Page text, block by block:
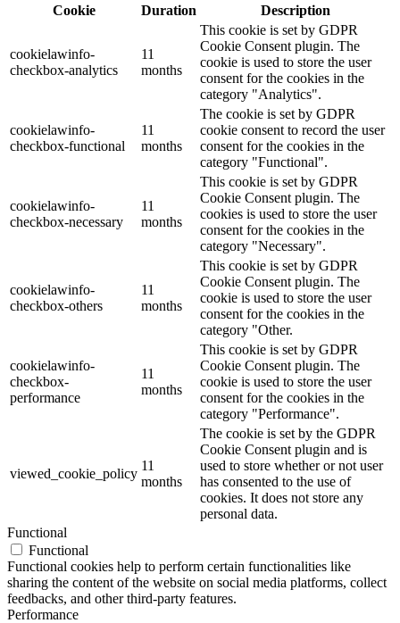
Cookie
Duration Description
cookielawinfo-
checkbox-analytics
11
months
This cookie is set by GDPR
Cookie Consent plugin. The
cookie is used to store the user
consent for the cookies in the
category "Analytics".
cookielawinfo-
checkbox-functional
11
months
The cookie is set by GDPR
cookie consent to record the user
consent for the cookies in the
category "Functional".
cookielawinfo-
checkbox-necessary
11
months
This cookie is set by GDPR
Cookie Consent plugin. The
cookies is used to store the user
consent for the cookies in the
category "Necessary".
cookielawinfo-
checkbox-others
11
months
This cookie is set by GDPR
Cookie Consent plugin. The
cookie is used to store the user
consent for the cookies in the
category "Other.
cookielawinfo-
checkbox-
performance
11
months
This cookie is set by GDPR
Cookie Consent plugin. The
cookie is used to store the user
consent for the cookies in the
category "Performance".
viewed_cookie_policy
11
months
The cookie is set by the GDPR
Cookie Consent plugin and is
used to store whether or not user
has consented to the use of
cookies. It does not store any
personal data.
Functional
Functional
Functional cookies help to perform certain functionalities like
sharing the content of the website on social media platforms, collect
feedbacks, and other third-party features.
Performance